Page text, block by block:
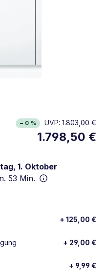
anzeigen
bis niedrigste
− 0 % UVP: 1.803,00 €
1.798,50 €
1. Oktober
53 Min.
+ 125,00 €
+ 29,00 €
+ 9,99 €